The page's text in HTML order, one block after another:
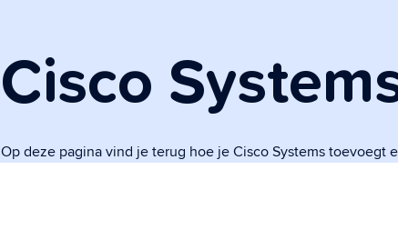
Administratie assistent
Een slimme assistent die alle paperassen
Cisco
Op deze pagina vind je terug hoe je Cisco Systems